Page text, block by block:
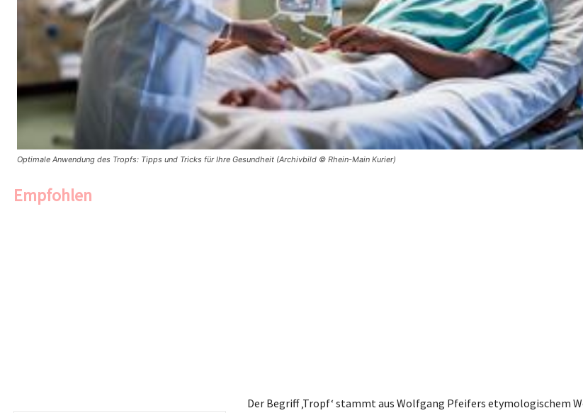
Optimale Anwendung des Tropfs: Tipps und Tricks für Ihre Gesundheit (Archivbild © Rhein-Main Kurier)
Empfohlen
Der Begriff ‚Tropf‘ stammt aus Wolfgang Pfeifers etymologischem